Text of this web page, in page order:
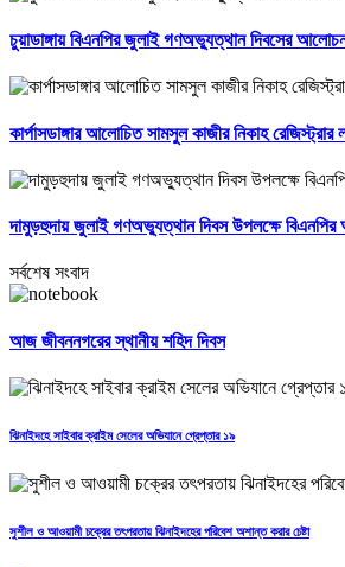
চুয়াডাঙ্গায় বিএনপির জুলাই গণঅভ্যুত্থান দিবসের
কার্পাসডাঙ্গার আলোচিত সামসুল কাজীর নিকাহ রেজিস্ট্রার
দামুড়হুদায় জুলাই গণঅভ্যুত্থান দিবস উপলক্ষে
সর্বশেষ সংবাদ
আজ জীবননগরের স্থানীয় শহিদ দিবস
ঝিনাইদহে সাইবার ক্রাইম সেলের অভিযানে গ্রেপ্তার ১৯
সুশীল ও আওয়ামী চক্রের তৎপরতায় ঝিনাইদহের পরিবেশ অশান্ত করার চেষ্টা